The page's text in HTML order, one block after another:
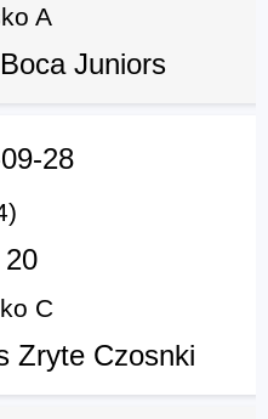
A
Juniors
28
20
C
Zryte Czosnki